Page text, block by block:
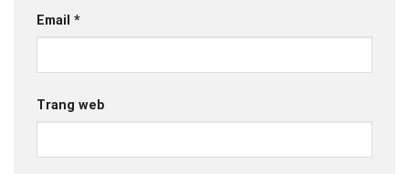
Email *
Trang web